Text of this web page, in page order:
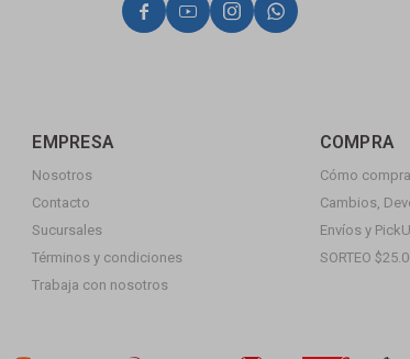
EMPRESA
Nosotros
Contacto
Sucursales
Términos y condiciones
Trabaja con nosotros
COMPRA
Cómo
Cambios,
Envíos y
SORTEO
   